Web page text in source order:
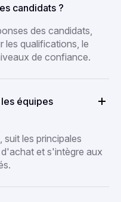
candidats ?
des candidats,
les qualifications, le
de confiance.
équipes
suit les principales
et s'intègre aux